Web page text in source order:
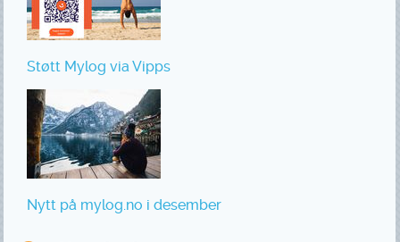
Støtt Mylog via Vipps
Nytt på mylog.no i desember